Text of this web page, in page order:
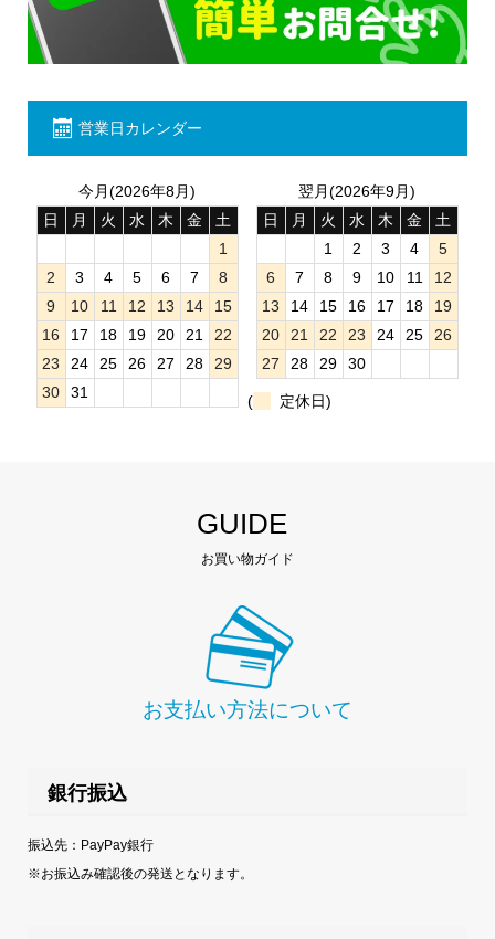
営業日カレンダー
今月(2026年8月)
日
月 火 水 木 金
土
1
2
3 4 5 6 7
8
9
10 11 12 13 14
15
16
17 18 19 20 21
22
23
24 25 26 27 28
29
30
31
翌月(2026年9月)
日
月 火 水 木 金
土
1
2 3 4
5
6
7 8 9 10 11
12
13
14 15 16 17 18
19
20
21 22 23 24 25
26
27
28 29 30
( 定休日)
GUIDE
お買い物ガイド
お支払い方法について
銀行振込
振込先：PayPay銀行
※お振込み確認後の発送となります。